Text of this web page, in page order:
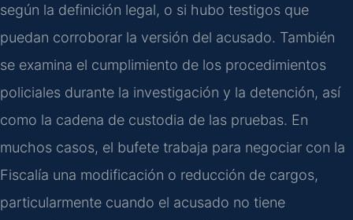
según la definición legal, o si hubo testigos que
puedan corroborar la versión del acusado. También
se examina el cumplimiento de los procedimientos
policiales durante la investigación y la detención, así
como la cadena de custodia de las pruebas. En
muchos casos, el bufete trabaja para negociar con la
Fiscalía una modificación o reducción de cargos,
particularmente cuando el acusado no tiene